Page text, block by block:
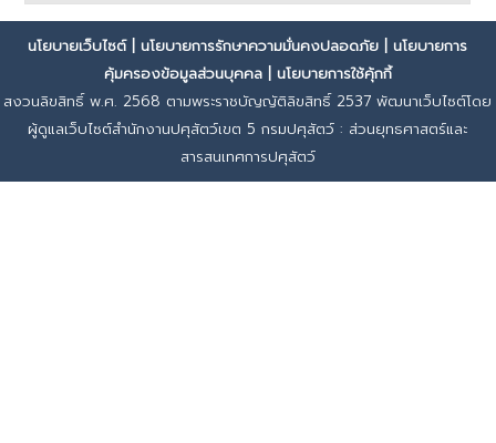
เนื้อหา
นโยบายเว็บไซต์| นโยบายการรักษาความมั่นคงปลอดภัย
นโยบายการ
คุ้มครองข้อมูลส่วนบุคคล| นโยบายการใช้คุ้กกี้
สงวนลิขสิทธิ์ พ.ศ. 2568 ตามพระราชบัญญัติลิขสิทธิ์ 2537 พัฒนาเว็บไซต์โดย
ผู้ดูแลเว็บไซต์สำนักงานปศุสัตว์เขต 5 กรมปศุสัตว์ : ส่วนยุทธศาสตร์และ
สารสนเทศการปศุสัตว์